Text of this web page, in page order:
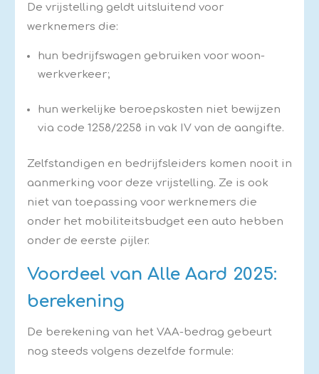
De vrijstelling geldt uitsluitend voor
werknemers die:
hun bedrijfswagen gebruiken voor woon-
werkverkeer;
hun werkelijke beroepskosten niet bewijzen
via code 1258/2258 in vak IV van de aangifte.
Zelfstandigen en bedrijfsleiders komen nooit in
aanmerking voor deze vrijstelling. Ze is ook
niet van toepassing voor werknemers die
onder het mobiliteitsbudget een auto hebben
onder de eerste pijler.
Voordeel van Alle Aard 2025:
berekening
De berekening van het VAA-bedrag gebeurt
nog steeds volgens dezelfde formule: